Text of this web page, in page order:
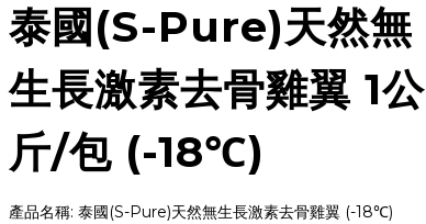
泰國(S-Pure)天然無
生長激素去骨雞翼 1公
斤/包 (-18℃)
產品名稱: 泰國(S-Pure)天然無生長激素去骨雞翼 (-18℃)